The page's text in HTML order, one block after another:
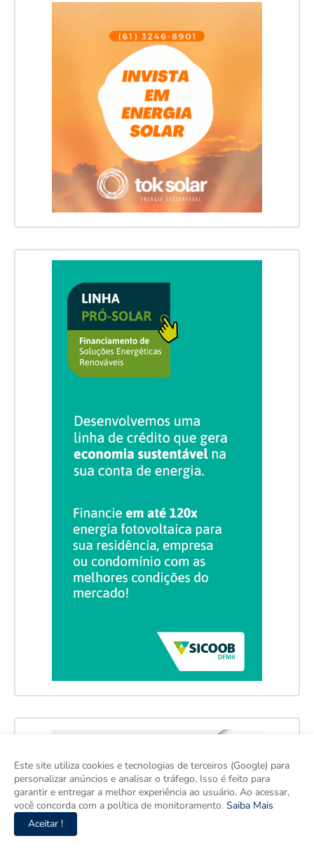
Este site utiliza cookies e tecnologias de terceiros (Google) para
personalizar anúncios e analisar o tráfego. Isso é feito para
garantir e entregar a melhor experiência ao usuário. Ao acessar,
você concorda com a política de monitoramento. Saiba Mais
Aceitar !